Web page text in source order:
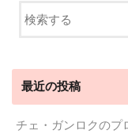
最近の投稿
チェ・ガンロクのプ